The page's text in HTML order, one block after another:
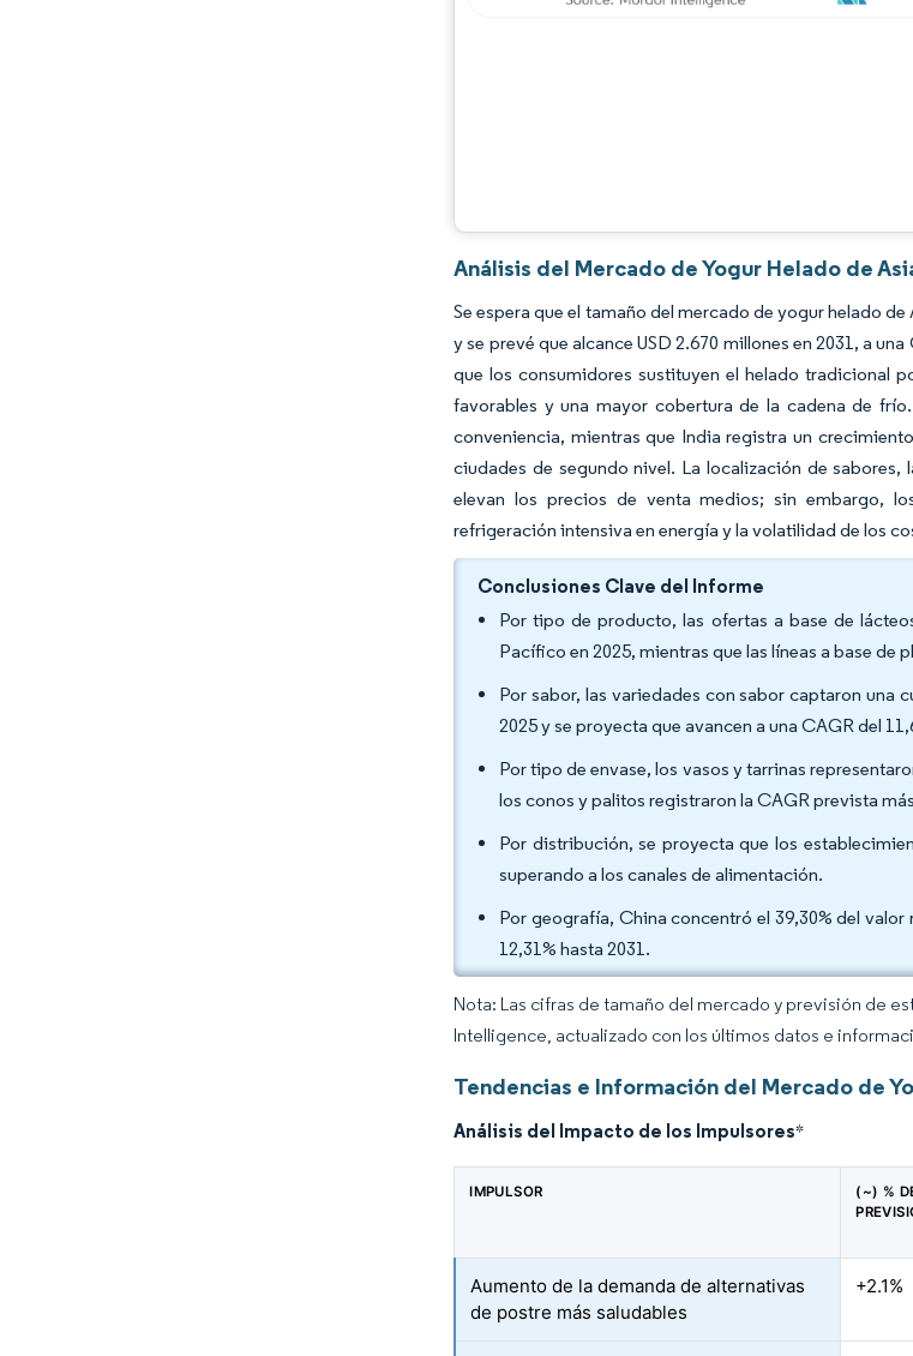
Análisis del Mercado de Yogur Helado de
Se espera que el tamaño del mercado de yogur helado
y se prevé que alcance USD 2.670 millones en 2031, a
que los consumidores sustituyen el helado tradicional
favorables y una mayor cobertura de la cadena de
conveniencia, mientras que India registra un
ciudades de segundo nivel. La localización de
elevan los precios de venta medios; sin embargo,
refrigeración intensiva en energía y la volatilidad de los
Conclusiones Clave del Informe
Por tipo de producto, las ofertas a base de
Pacífico en 2025, mientras que las líneas a base de
Por sabor, las variedades con sabor captaron una
2025 y se proyecta que avancen a una CAGR del
Por tipo de envase, los vasos y tarrinas
los conos y palitos registraron la CAGR prevista
Por distribución, se proyecta que los
superando a los canales de alimentación.
Por geografía, China concentró el 39,30% del
12,31% hasta 2031.
Nota: Las cifras de tamaño del mercado y previsión de
Intelligence, actualizado con los últimos datos e
Tendencias e Información del Mercado de
Análisis del Impacto de los Impulsores*
IMPULSOR
(~) %
Aumento de la demanda de alternativas
de postre más saludables
+2.1%